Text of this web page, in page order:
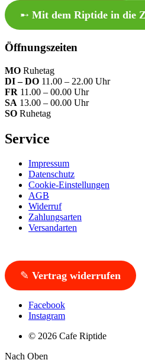
➸ Mit dem Riptide in die
Öffnungszeiten
MO Ruhetag
DI – DO 11.00 – 22.00 Uhr
FR 11.00 – 00.00 Uhr
SA 13.00 – 00.00 Uhr
SO Ruhetag
Service
Impressum
Datenschutz
Cookie-Einstellungen
AGB
Widerruf
Zahlungsarten
Versandarten
✎ Vertrag widerrufen
Facebook
Instagram
© 2026 Cafe Riptide
Nach Oben